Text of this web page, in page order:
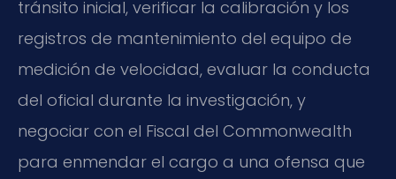
tránsito inicial, verificar la calibración y los
registros de mantenimiento del equipo de
medición de velocidad, evaluar la conducta
del oficial durante la investigación, y
negociar con el Fiscal del Commonwealth
para enmendar el cargo a una ofensa que